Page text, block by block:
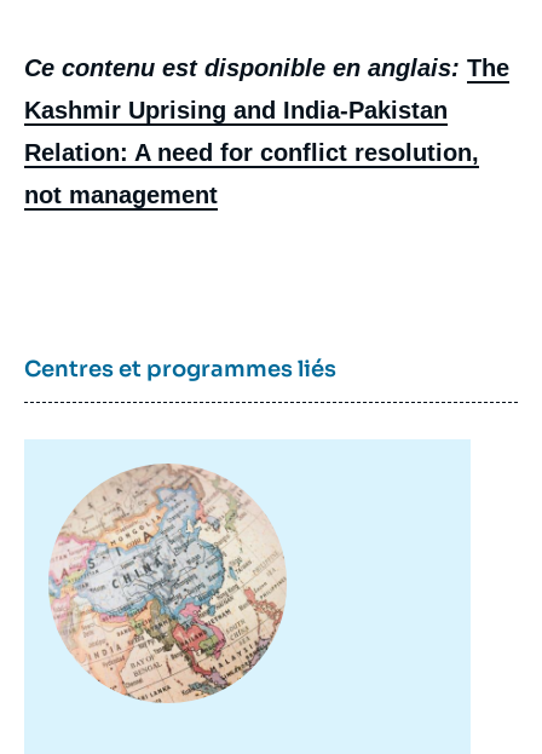
Ce contenu est disponible en anglais: The
Kashmir Uprising and India-Pakistan
Relation: A need for conflict resolution,
not management
Centres et programmes liés
principale